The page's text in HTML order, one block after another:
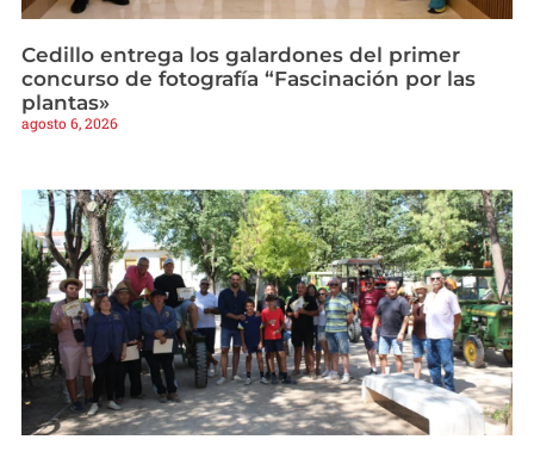
Cedillo entrega los galardones del primer
concurso de fotografía “Fascinación por las
plantas»
agosto 6, 2026